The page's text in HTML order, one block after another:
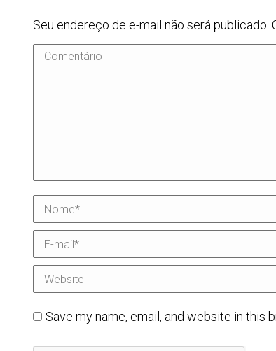
Seu endereço de e-mail não será
Comentário
Nome *
E-mail *
Website
Save my name, email, and website in this